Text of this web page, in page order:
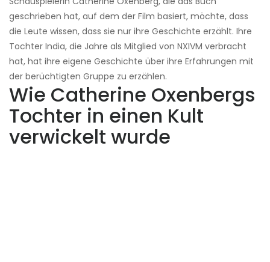
geschrieben hat, auf dem der Film basiert, möchte, dass
die Leute wissen, dass sie nur ihre Geschichte erzählt. Ihre
Tochter India, die Jahre als Mitglied von NXIVM verbracht
hat, hat ihre eigene Geschichte über ihre Erfahrungen mit
der berüchtigten Gruppe zu erzählen.
Wie Catherine Oxenbergs
Tochter in einen Kult
verwickelt wurde